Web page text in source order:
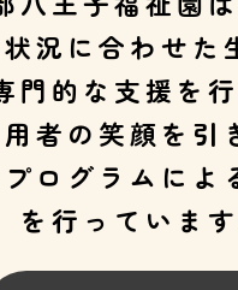
況に合わせた
門的な支援を
者の笑顔を引
ログラムによ
を行っています